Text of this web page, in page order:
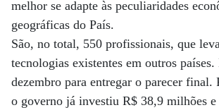
melhor se adapte às peculiaridades
geográficas do País.
São, no total, 550 profissionais, que
tecnologias existentes em outros países.
dezembro para entregar o parecer final.
o governo já investiu R$ 38,9 milhões